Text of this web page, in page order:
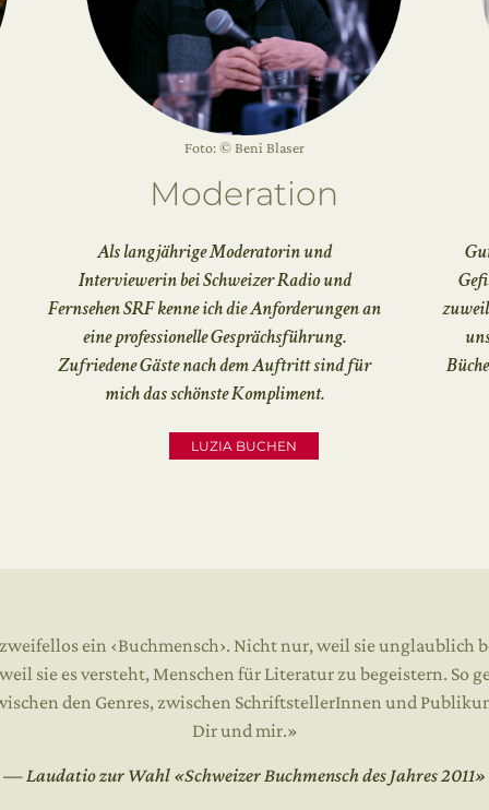
Foto: © Beni Blaser
Moderation
Als langjährige Moderatorin und
Interviewerin bei Schweizer Radio und
Fernsehen SRF kenne ich die Anforderungen an
eine professionelle Gesprächs­führung.
Zufriedene Gäste nach dem Auftritt sind für
mich das schönste Kompliment.
LUZIA BUCHEN
ein ‹Buchmensch›. Nicht nur, weil sie unglaublich
sie es versteht, Menschen für Literatur zu begeistern. So
den Genres, zwischen SchriftstellerInnen und
Dir und mir.»
— Laudatio zur Wahl «Schweizer Buchmensch des Jahres 2011»